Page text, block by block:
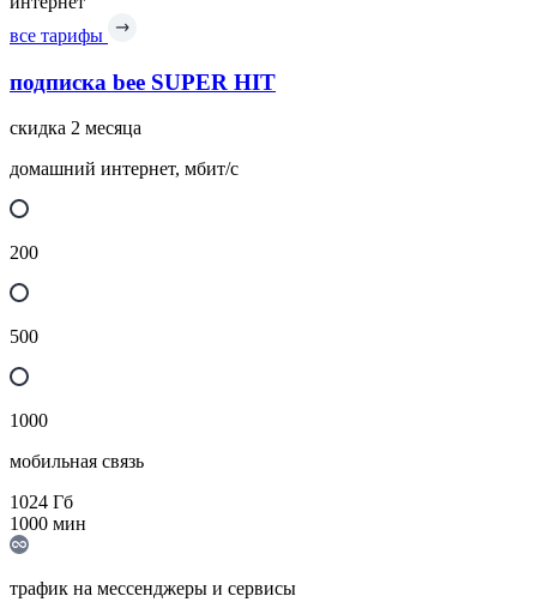
все тарифы
подписка bee SUPER HIT
скидка 2 месяца
домашний интернет, мбит/с
200
500
1000
мобильная связь
1024 Гб
1000 мин
трафик на мессенджеры и сервисы